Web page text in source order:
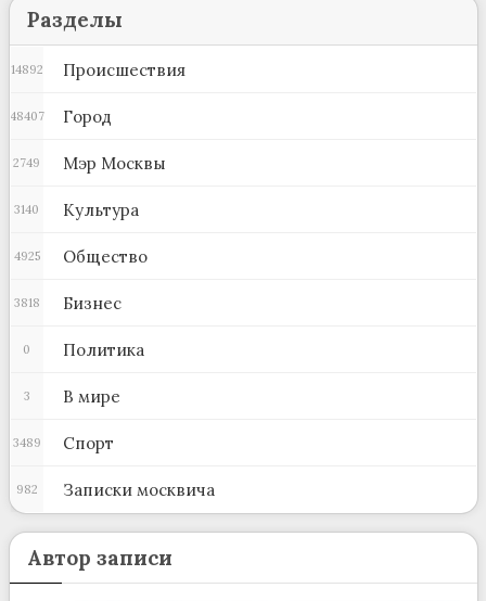
Разделы
Происшествия
14892
Город
48407
Мэр Москвы
2749
Культура
3140
Общество
4925
Бизнес
3818
Политика
0
В мире
3
Спорт
3489
Записки москвича
982
Автор записи